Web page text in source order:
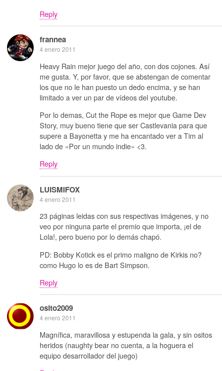
Reply
frannea
4 enero 2011
Heavy Rain mejor juego del año, con dos cojones. Así
me gusta. Y, por favor, que se abstengan de comentar
los que no le han puesto un dedo encima, y se han
limitado a ver un par de vídeos del youtube.
Por lo demas, Cut the Rope es mejor que Game Dev
Story, muy bueno tiene que ser Castlevania para que
supere a Bayonetta y me ha encantado ver a Tim al
lado de «Por un mundo indie» <3.
Reply
LUISMIFOX
4 enero 2011
23 páginas leidas con sus respectivas imágenes, y no
veo por ninguna parte el premio que importa, ¡el de
Lola!, pero bueno por lo demás chapó.
PD: Bobby Kotick es el primo maligno de Kirkis no?
como Hugo lo es de Bart Simpson.
Reply
osito2009
4 enero 2011
Magnífica, maravillosa y estupenda la gala, y sin ositos
heridos (naughty bear no cuenta, a la hoguera el
equipo desarrollador del juego)